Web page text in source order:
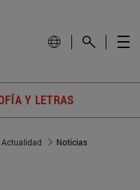
Y LETRAS
Actualidad Noticias